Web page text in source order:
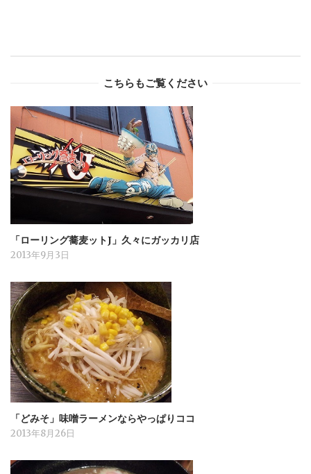
こちらもご覧ください
「ローリング蕎麦ットJ」久々にガッカリ店
2013年9月3日
「どみそ」味噌ラーメンならやっぱりココ
2013年8月26日